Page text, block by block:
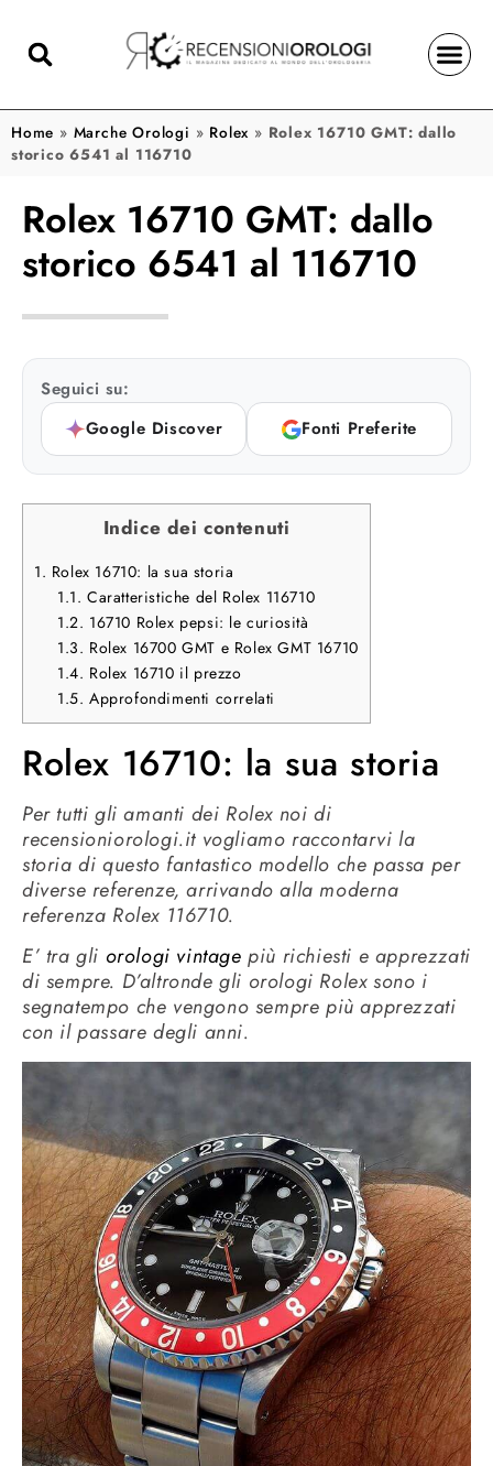
Home » Marche Orologi » Rolex » Rolex 16710 GMT: dallo
storico 6541 al 116710
Rolex 16710 GMT: dallo
storico 6541 al 116710
Seguici su:
Google Discover
Fonti Preferite
Indice dei contenuti
1. Rolex 16710: la sua storia
1.1. Caratteristiche del Rolex 116710
1.2. 16710 Rolex pepsi: le curiosità
1.3. Rolex 16700 GMT e Rolex GMT 16710
1.4. Rolex 16710 il prezzo
1.5. Approfondimenti correlati
Rolex 16710: la sua storia
Per tutti gli amanti dei Rolex noi di
recensioniorologi.it vogliamo raccontarvi la
storia di questo fantastico modello che passa per
diverse referenze, arrivando alla moderna
referenza Rolex 116710.
E’ tra gli orologi vintage più richiesti e apprezzati
di sempre. D’altronde gli orologi Rolex sono i
segnatempo che vengono sempre più apprezzati
con il passare degli anni.